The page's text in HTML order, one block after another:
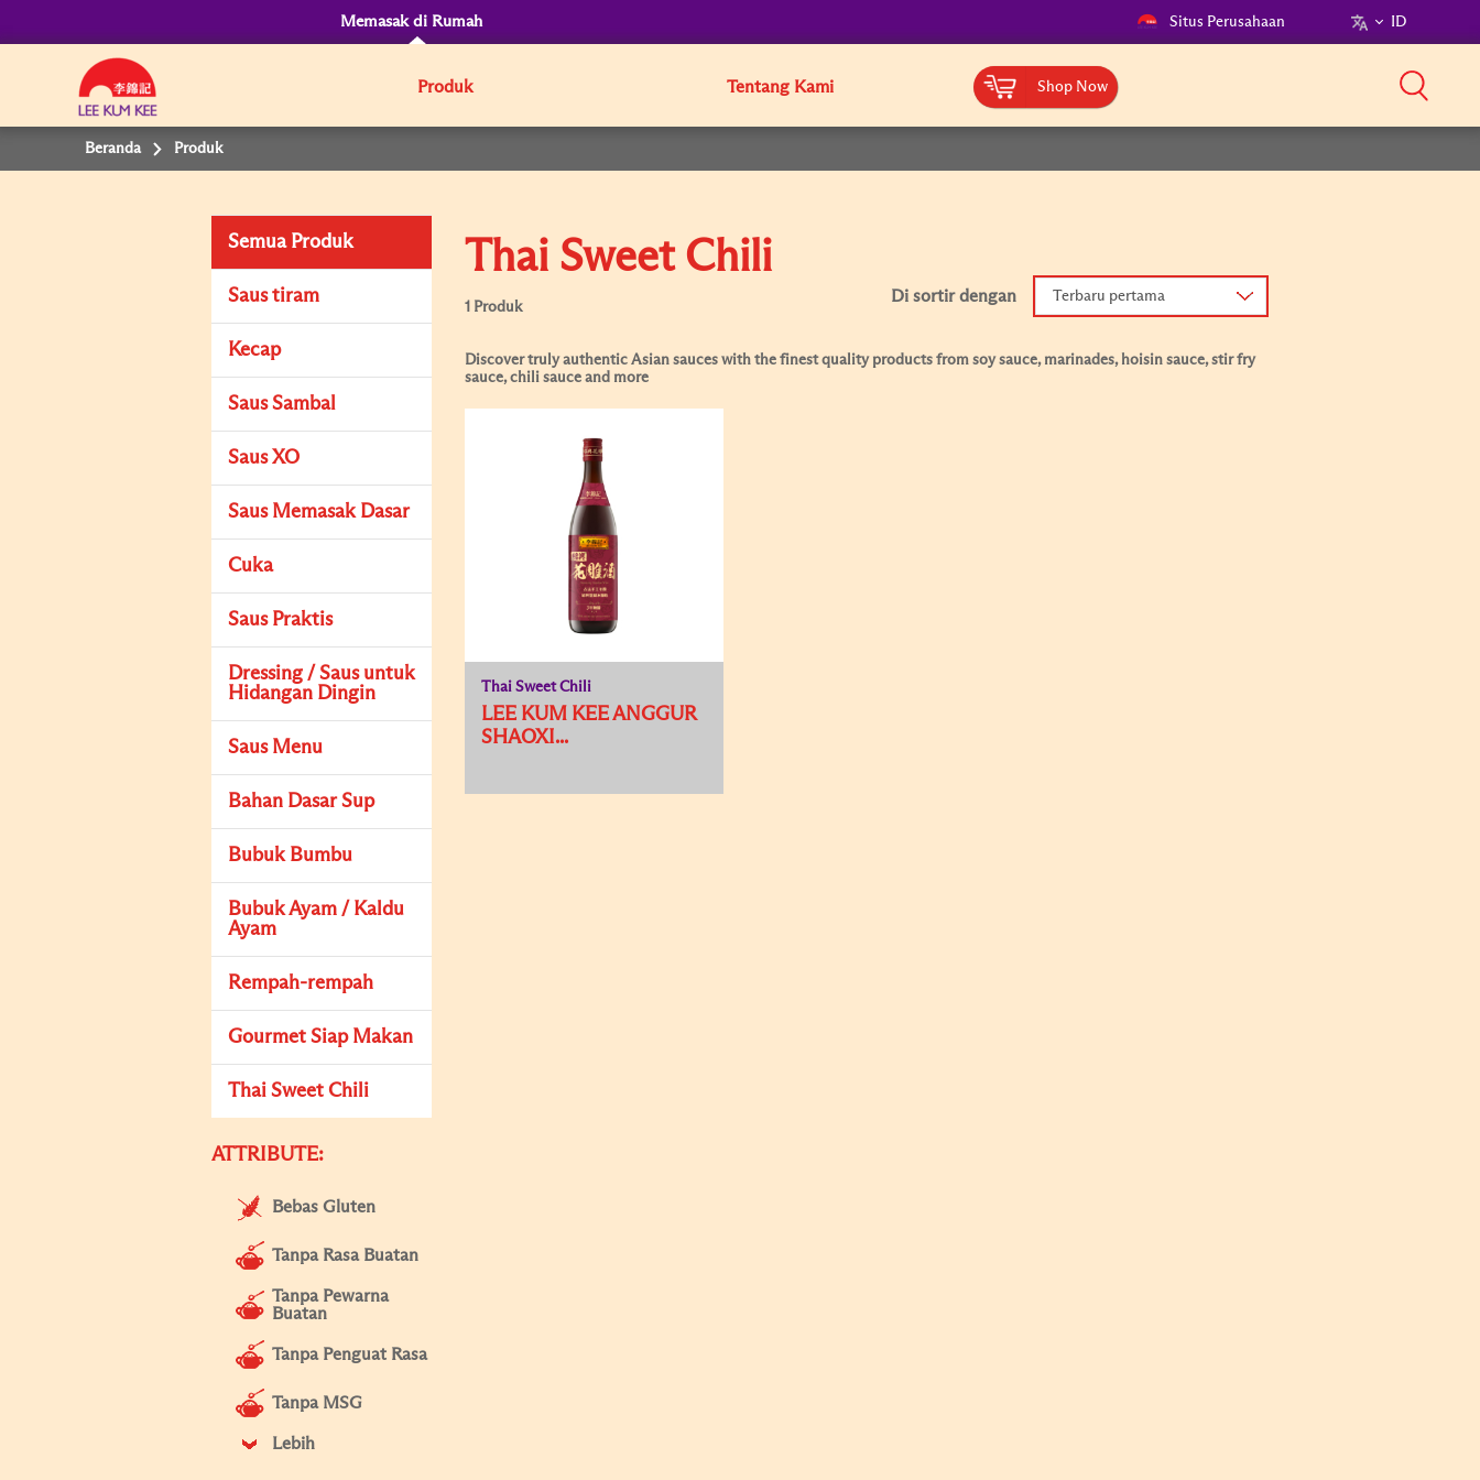
Memasak di Rumah Situs Perusahaan ID
Produk Tentang Kami Shop Now
Beranda Produk
Semua Produk
Saus tiram
Kecap
Saus Sambal
Saus XO
Saus Memasak Dasar
Cuka
Saus Praktis
Dressing / Saus untuk
Hidangan Dingin
Saus Menu
Bahan Dasar Sup
Bubuk Bumbu
Bubuk Ayam / Kaldu
Ayam
Rempah-rempah
Gourmet Siap Makan
Thai Sweet Chili
ATTRIBUTE:
Bebas Gluten
Tanpa Rasa Buatan
Tanpa Pewarna
Buatan
Tanpa Penguat Rasa
Tanpa MSG
Lebih
Thai Sweet Chili
1 Produk
Di sortir dengan Terbaru pertama
Discover truly authentic Asian sauces with the finest quality products from soy sauce, marinades, hoisin sauce, stir fry
sauce, chili sauce and more
Thai Sweet Chili
LEE KUM KEE ANGGUR
SHAOXI...